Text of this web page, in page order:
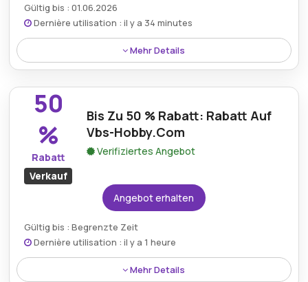
Gültig bis : 01.06.2026
Dernière utilisation : il y a 34 minutes
Mehr Details
Profitieren Sie von 10 % Rabatt mit dem neuesten
Aktionscode von VBS Hobby und machen Sie
Kreativbedarf für Bastelbegeisterte erschwinglicher.
50
%
Rabatt
Verkauf
Bis Zu 50 % Rabatt: Rabatt Auf
Vbs-Hobby.Com
Verifiziertes Angebot
Angebot erhalten
Gültig bis : Begrenzte Zeit
Dernière utilisation : il y a 1 heure
Mehr Details